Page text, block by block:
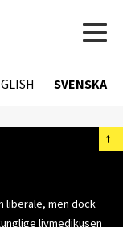
SVENSKA
←
liberale, men dock
livmedikusen